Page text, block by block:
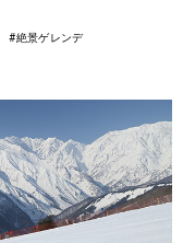
#絶景ゲレンデ